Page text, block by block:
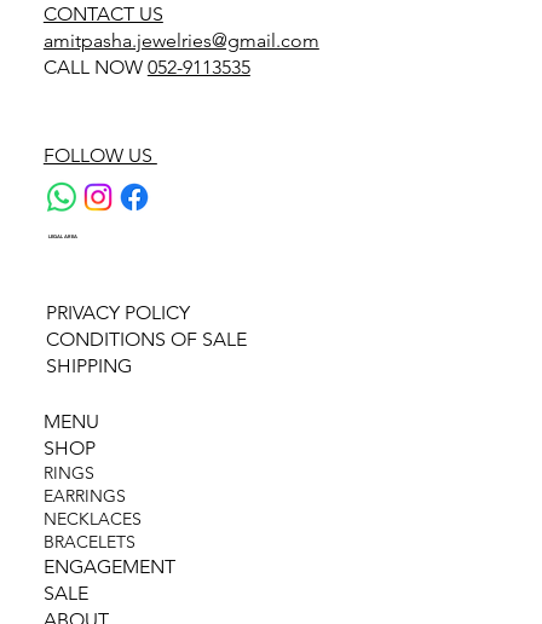
LEGAL AREA
PRIVACY POLICY
CONDITIONS OF SALE
SHIPPING
CONTACT US
amitpasha.jewelries@gmail.com
CALL NOW 052-9113535
FOLLOW US
MENU
SHOP
RINGS
EARRINGS
NECKLACES
BRACELETS
ENGAGEMENT
SALE